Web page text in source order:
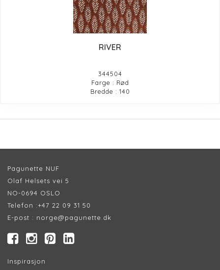
RIVER
344504
Farge : Rød
Bredde : 140
Pagunette NUF
Olaf Helsets vei 5
NO-0694 OSLO
Telefon :+47 22 09 31 50
E-post : norge@pagunette.dk
Inspirasjon